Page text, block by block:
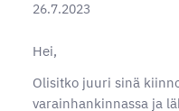
26.7.2023
Hei,
Olisitko juuri sinä
varainhankinnassa ja